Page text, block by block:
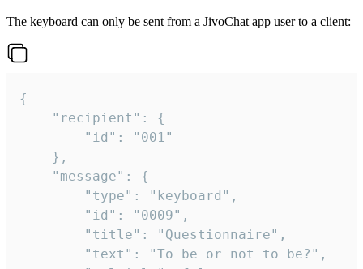
The keyboard can only be sent from a JivoChat app user to a client:
{